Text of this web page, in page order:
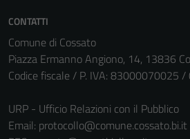
CONTATTI
Comune di Cossato
Piazza Ermanno Angiono, 14, 13836
Codice fiscale / P. IVA: 83000070025
URP - Ufficio Relazioni con il Pubblico
Email: protocollo@comune.cossato.bi.it